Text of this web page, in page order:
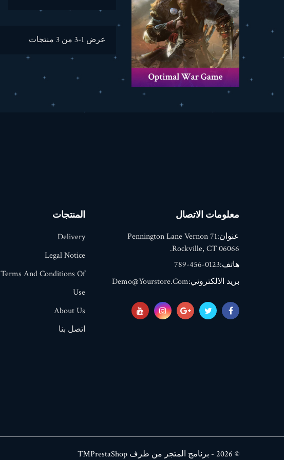
عرض 1-3 من 3 منتجات
معلومات الاتصال
عنوان:
71 Pennington Lane Vernon
Rockville, CT 06066.
هاتف:0123-456-789
بريد الالكتروني:Demo@yourstore.com
المنتجات
Delivery
Legal Notice
Terms And Conditions Of
Use
About Us
اتصل بنا
© 2026 - برنامج المتجر من طرف PrestaShop™